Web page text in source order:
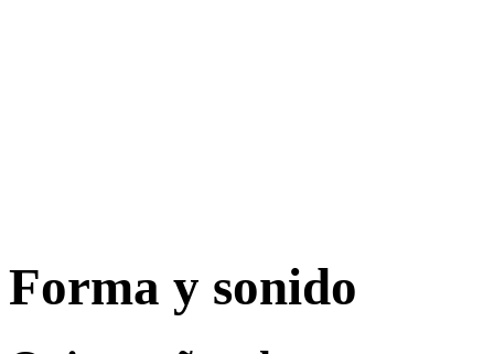
Forma y sonido